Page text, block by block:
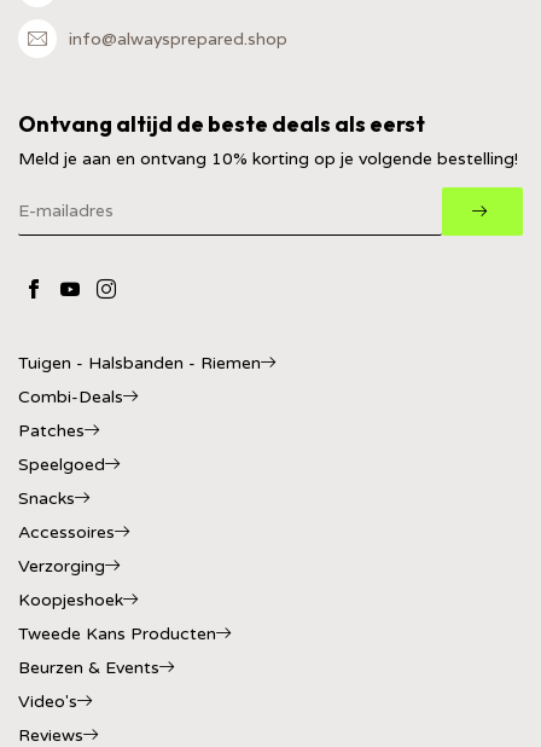
info@alwaysprepared.shop
Ontvang altijd de beste deals als eerst
Meld je aan en ontvang 10% korting op je volgende bestelling!
Tuigen - Halsbanden - Riemen
Combi-Deals
Patches
Speelgoed
Snacks
Accessoires
Verzorging
Koopjeshoek
Tweede Kans Producten
Beurzen & Events
Video's
Reviews